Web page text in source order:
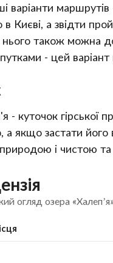
варіанти
в Києві, а звідти
нього також можна
- цей
- куточок гірської
а якщо застати
і чистою
огляд озера